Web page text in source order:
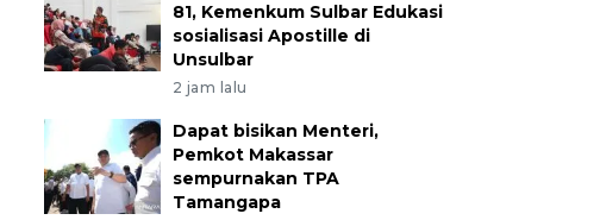
81, Kemenkum Sulbar Edukasi
sosialisasi Apostille di
Unsulbar
2 jam lalu
Dapat bisikan Menteri,
Pemkot Makassar
sempurnakan TPA
Tamangapa